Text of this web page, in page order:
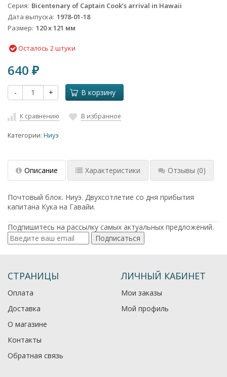
Серия Bicentenary of Captain Cook’s arrival in Hawaii
Дата выпуска 1978-01-18
Размер 120 x 121 мм
Осталось 2 штуки
640 ₽
- + В корзину
К сравнению В избранное
Категории: Ниуэ
Описание Характеристики Отзывы (0)
Почтовый блок. Ниуэ. Двухсотлетие со дня прибытия
капитана Кука на Гавайи.
Подпишитесь на рассылку самых актуальных предложений.
Подписаться
СТРАНИЦЫ
Оплата
Доставка
О магазине
Контакты
Обратная связь
ЛИЧНЫЙ КАБИНЕТ
Мои заказы
Мой профиль